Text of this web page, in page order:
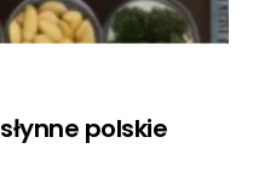
polskie